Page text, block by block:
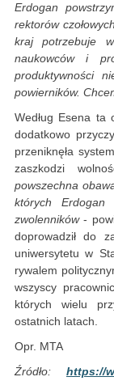
Erdogan
rektorów
kraj potrzebuje
naukowców i
produktywności
powierników.
Według Esena ta
dodatkowo
przeniknęła
zaszkodzi
powszechna
których Erdogan
zwolenników-
doprowadził do
uniwersytetu w
rywalem
wszyscy
których wielu
ostatnich latach.
Opr. MTA
Źródło: https://